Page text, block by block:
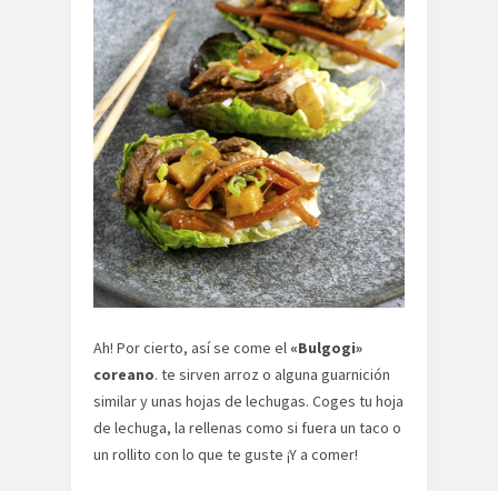
Ah! Por cierto, así se come el «Bulgogi»
coreano. te sirven arroz o alguna guarnición
similar y unas hojas de lechugas. Coges tu hoja
de lechuga, la rellenas como si fuera un taco o
un rollito con lo que te guste ¡Y a comer!